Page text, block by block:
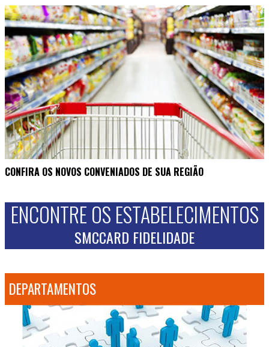
CONFIRA OS NOVOS CONVENIADOS DE SUA REGIÃO
ENCONTRE OS ESTABELECIMENTOS
SMCCARD FIDELIDADE
DEPARTAMENTOS